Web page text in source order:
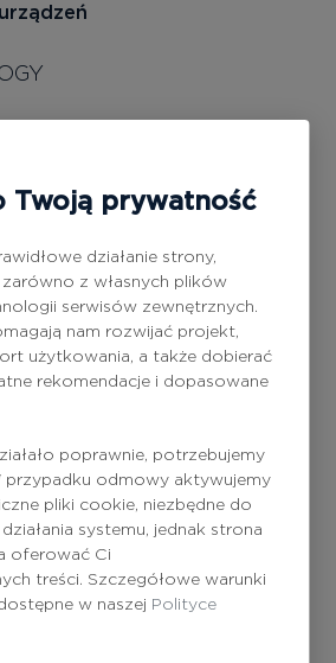
zaprojektowany do
kosmetycznymi, co
i sprzyja głębokiej
aktywnych. Nadaje się
częstotliwości i
kosmetycznych. W
hialuronowy, który
hydrolipidową skóry i
nawilżenie, dzięki czemu
i jedwabista.
mineralnych
Twoją prywatność
działanie strony,
z własnych plików
serwisów zewnętrznych.
nam rozwijać projekt,
użytkowania, a także dobierać
rekomendacje i dopasowane
poprawnie, potrzebujemy
przypadku odmowy aktywujemy
pliki cookie, niezbędne do
systemu, jednak strona
oferować Ci
treści. Szczegółowe warunki
w naszej Polityce